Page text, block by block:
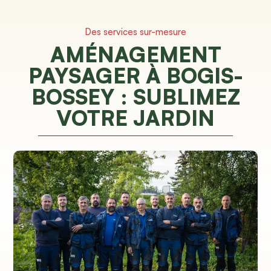
Des services sur-mesure
AMÉNAGEMENT
PAYSAGER À BOGIS-
BOSSEY : SUBLIMEZ
VOTRE JARDIN